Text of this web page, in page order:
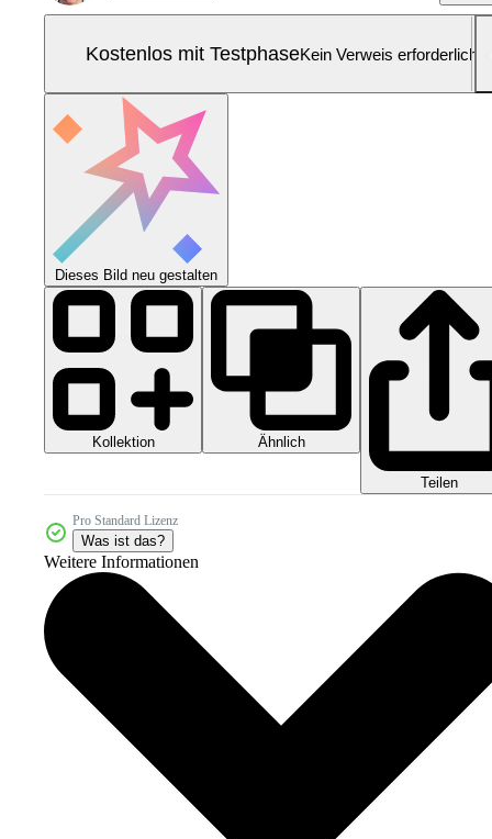
Kostenlos mit TestphaseKein Verweis erforderlich
Dieses Bild neu gestalten
Kollektion Ähnlich
Teilen
Pro Standard Lizenz
Was ist das?
Weitere Informationen